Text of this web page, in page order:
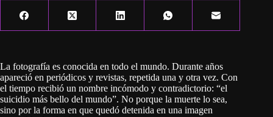
La fotografía es conocida en todo el mundo. Durante años
apareció en periódicos y revistas, repetida una y otra vez. Con
el tiempo recibió un nombre incómodo y contradictorio: “el
suicidio más bello del mundo”. No porque la muerte lo sea,
sino por la forma en que quedó detenida en una imagen